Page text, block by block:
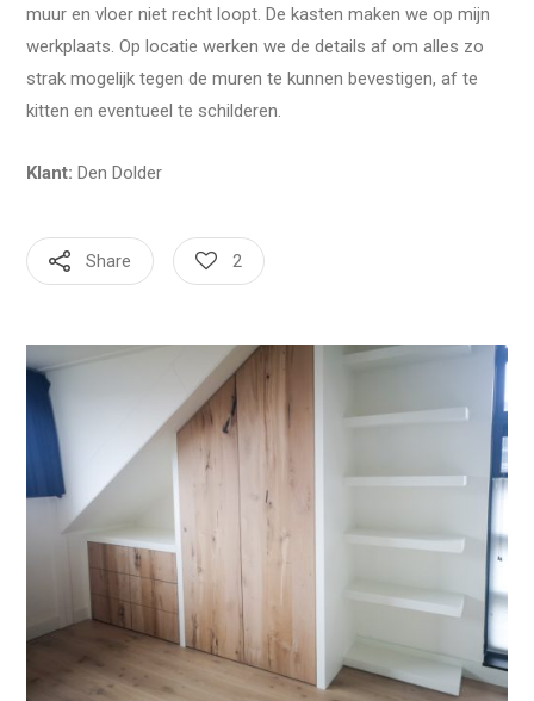
muur en vloer niet recht loopt. De kasten maken we op mijn
werkplaats. Op locatie werken we de details af om alles zo
strak mogelijk tegen de muren te kunnen bevestigen, af te
kitten en eventueel te schilderen.
Klant:Den Dolder
Share 2